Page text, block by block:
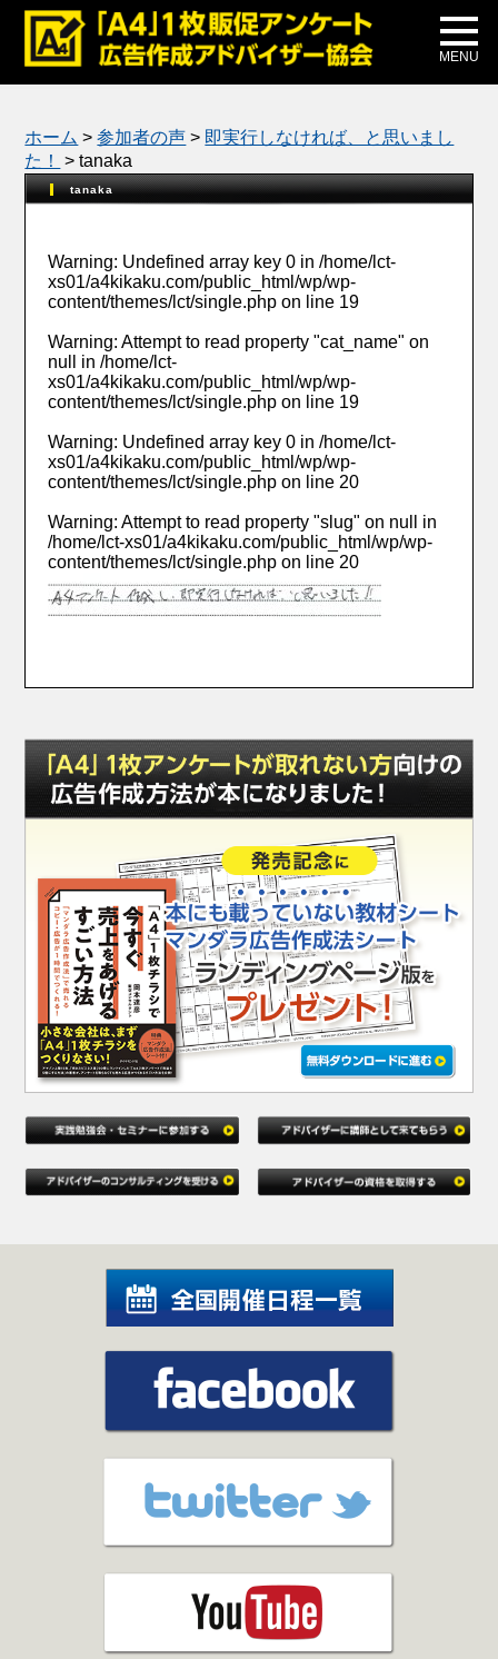
MENU
メディア掲載
公式ブログ
ホーム >参加者の声 > 即実行しなければ、と思いまし
た！
>tanaka
tanaka
Warning: Undefined array key 0 in/home/lct-
xs01/a4kikaku.com/public_html/wp/wp-
content/themes/lct/single.php on line 19
Warning: Attempt to read property "cat_name" on
null in/home/lct-
xs01/a4kikaku.com/public_html/wp/wp-
content/themes/lct/single.php on line 19
Warning: Undefined array key 0 in/home/lct-
xs01/a4kikaku.com/public_html/wp/wp-
content/themes/lct/single.php on line 20
Warning: Attempt to read property "slug" on null in
/home/lct-xs01/a4kikaku.com/public_html/wp/wp-
content/themes/lct/single.php on line 20